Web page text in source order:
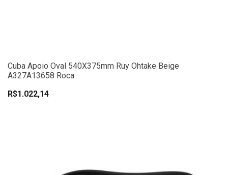
Cuba Apoio Oval 540X375mm Ruy Ohtake Beige
A327A13658 Roca
R$1.022,14